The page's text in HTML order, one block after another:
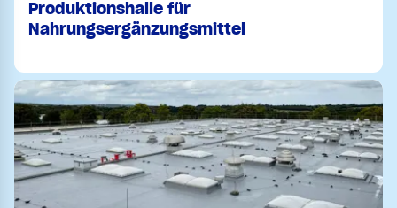
Produktionshalle für
Nahrungsergänzungsmittel